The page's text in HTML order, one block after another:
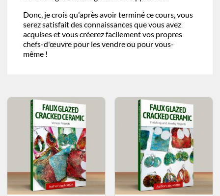
Donc, je crois qu'après avoir terminé ce cours, vous
serez satisfait des connaissances que vous avez
acquises et vous créerez facilement vos propres
chefs-d'œuvre pour les vendre ou pour vous-
même !